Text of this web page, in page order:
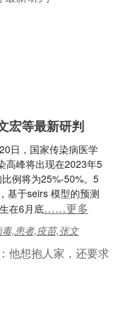
宏等最新研判
日，国家传染病医学
高峰将出现在2023年5
例将为25%-50%。5
基于seirs 模型的预测
在6月底……更多
,患者,疫苗,张文